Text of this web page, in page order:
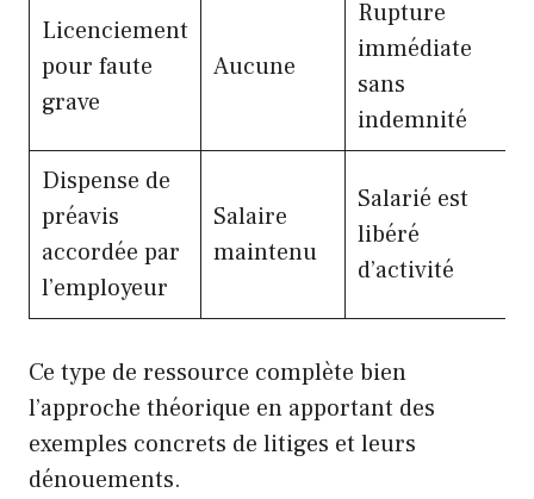
Licenciement
pour faute
grave
Aucune
Rupture
immédiate
sans
indemnité
Dispense de
préavis
accordée par
l’employeur
Salaire
maintenu
Salarié est
libéré
d’activité
Ce type de ressource complète bien
l’approche théorique en apportant des
exemples concrets de litiges et leurs
dénouements.